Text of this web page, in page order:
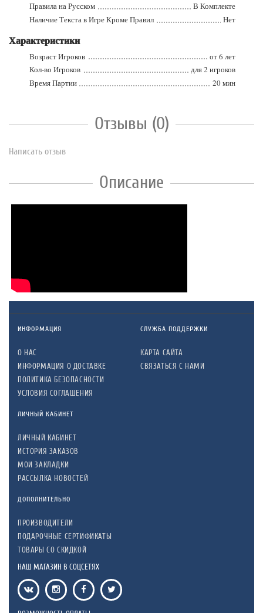
Правила на Русском
В Комплекте
Наличие Текста в Игре Кроме Правил
Нет
Характеристики
Возраст Игроков
от 6 лет
Кол-во Игроков
для 2 игроков
Время Партии
20 мин
Отзывы (0)
Написать отзыв
Описание
ИНФОРМАЦИЯ
О НАС
ИНФОРМАЦИЯ О ДОСТАВКЕ
ПОЛИТИКА БЕЗОПАСНОСТИ
УСЛОВИЯ СОГЛАШЕНИЯ
СЛУЖБА ПОДДЕРЖКИ
КАРТА САЙТА
СВЯЗАТЬСЯ С НАМИ
ЛИЧНЫЙ КАБИНЕТ
ЛИЧНЫЙ КАБИНЕТ
ИСТОРИЯ ЗАКАЗОВ
МОИ ЗАКЛАДКИ
РАССЫЛКА НОВОСТЕЙ
ДОПОЛНИТЕЛЬНО
ПРОИЗВОДИТЕЛИ
ПОДАРОЧНЫЕ СЕРТИФИКАТЫ
ТОВАРЫ СО СКИДКОЙ
НАШ МАГАЗИН В СОЦСЕТЯХ